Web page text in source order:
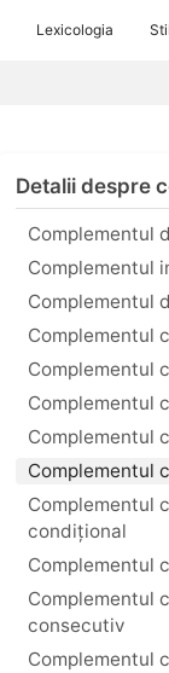
Lexicologia
Detalii despre
Complementul
Complementul
Complementul
Complementul
Complementul
Complementul
Complementul
Complementul
Complementul
condițional
Complementul
Complementul
consecutiv
Complementul